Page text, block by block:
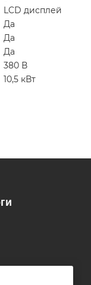
LCD дисплей
Да
Да
Да
380 В
10,5 кВт